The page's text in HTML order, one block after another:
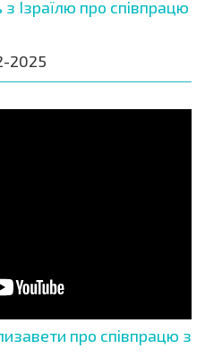
з Ізраїлю про співпрацю
2025
про співпрацю з